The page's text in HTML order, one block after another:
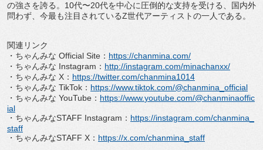
の強さを誇る。 10代〜20代を中心に圧倒的な支持を受ける、国内外
問わず、今最も注目されているZ世代アーティストの一人である。
関連リンク
・ちゃんみな Official Site ： https://chanmina.com/
・ちゃんみな Instagram ： http://instagram.com/minachanxx/
・ちゃんみな X ： https://twitter.com/chanmina1014
・ちゃんみな TikTok ： https://www.tiktok.com/@chanmina_official
・ちゃんみな YouTube ： https://www.youtube.com/@chanminaoffic
ial
・ちゃんみなSTAFF Instagram ： https://instagram. com/chanmina_
staff
・ちゃんみなSTAFF X ： https://x.com/chanmina_staff